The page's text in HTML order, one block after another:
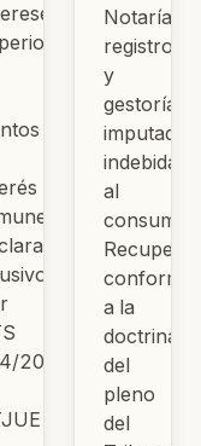
2016
Notaría,
registro
y
gestoría
imputados
al
conforme
a la
doctrina
del
pleno
del